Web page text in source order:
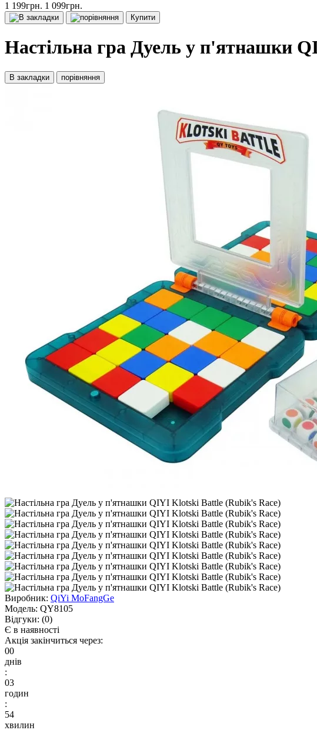
1 199грн. 1 099грн.
Купити
Настільна гра Дуель у п'ятнашки
В закладки порівняння
Виробник: QiYi MoFangGe
Модель: QY8105
Відгуки: (0)
Є в наявності
Акція закінчиться через:
00
днів
:
03
годин
:
54
хвилин